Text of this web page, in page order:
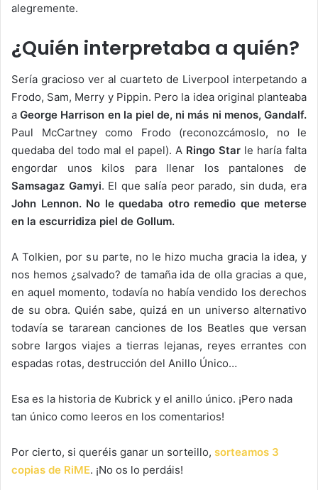
alegremente.
¿Quién interpretaba a quién?
Sería gracioso ver al cuarteto de Liverpool interpetando a
Frodo, Sam, Merry y Pippin. Pero la idea original planteaba
a George Harrison en la piel de, ni más ni menos, Gandalf.
Paul McCartney como Frodo (reconozcámoslo, no le
quedaba del todo mal el papel). A Ringo Star le haría falta
engordar unos kilos para llenar los pantalones de
Samsagaz Gamyi. El que salía peor parado, sin duda, era
John Lennon. No le quedaba otro remedio que meterse
en la escurridiza piel de Gollum.
A Tolkien, por su parte, no le hizo mucha gracia la idea, y
nos hemos ¿salvado? de tamaña ida de olla gracias a que,
en aquel momento, todavía no había vendido los derechos
de su obra. Quién sabe, quizá en un universo alternativo
todavía se tararean canciones de los Beatles que versan
sobre largos viajes a tierras lejanas, reyes errantes con
espadas rotas, destrucción del Anillo Único…
Esa es la historia de Kubrick y el anillo único. ¡Pero nada
tan único como leeros en los comentarios!
Por cierto, si queréis ganar un sorteillo, sorteamos 3
copias de RiME. ¡No os lo perdáis!